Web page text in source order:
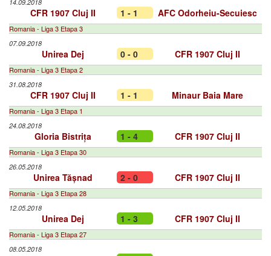
14.09.2018
CFR 1907 Cluj II 1 - 1 AFC Odorheiu-Secuiesc
Romania - Liga 3 Etapa 3
07.09.2018
Unirea Dej 0 - 0 CFR 1907 Cluj II
Romania - Liga 3 Etapa 2
31.08.2018
CFR 1907 Cluj II 1 - 1 Minaur Baia Mare
Romania - Liga 3 Etapa 1
24.08.2018
Gloria Bistrița 1 - 4 CFR 1907 Cluj II
Romania - Liga 3 Etapa 30
26.05.2018
Unirea Tășnad 2 - 0 CFR 1907 Cluj II
Romania - Liga 3 Etapa 28
12.05.2018
Unirea Dej 1 - 3 CFR 1907 Cluj II
Romania - Liga 3 Etapa 27
08.05.2018